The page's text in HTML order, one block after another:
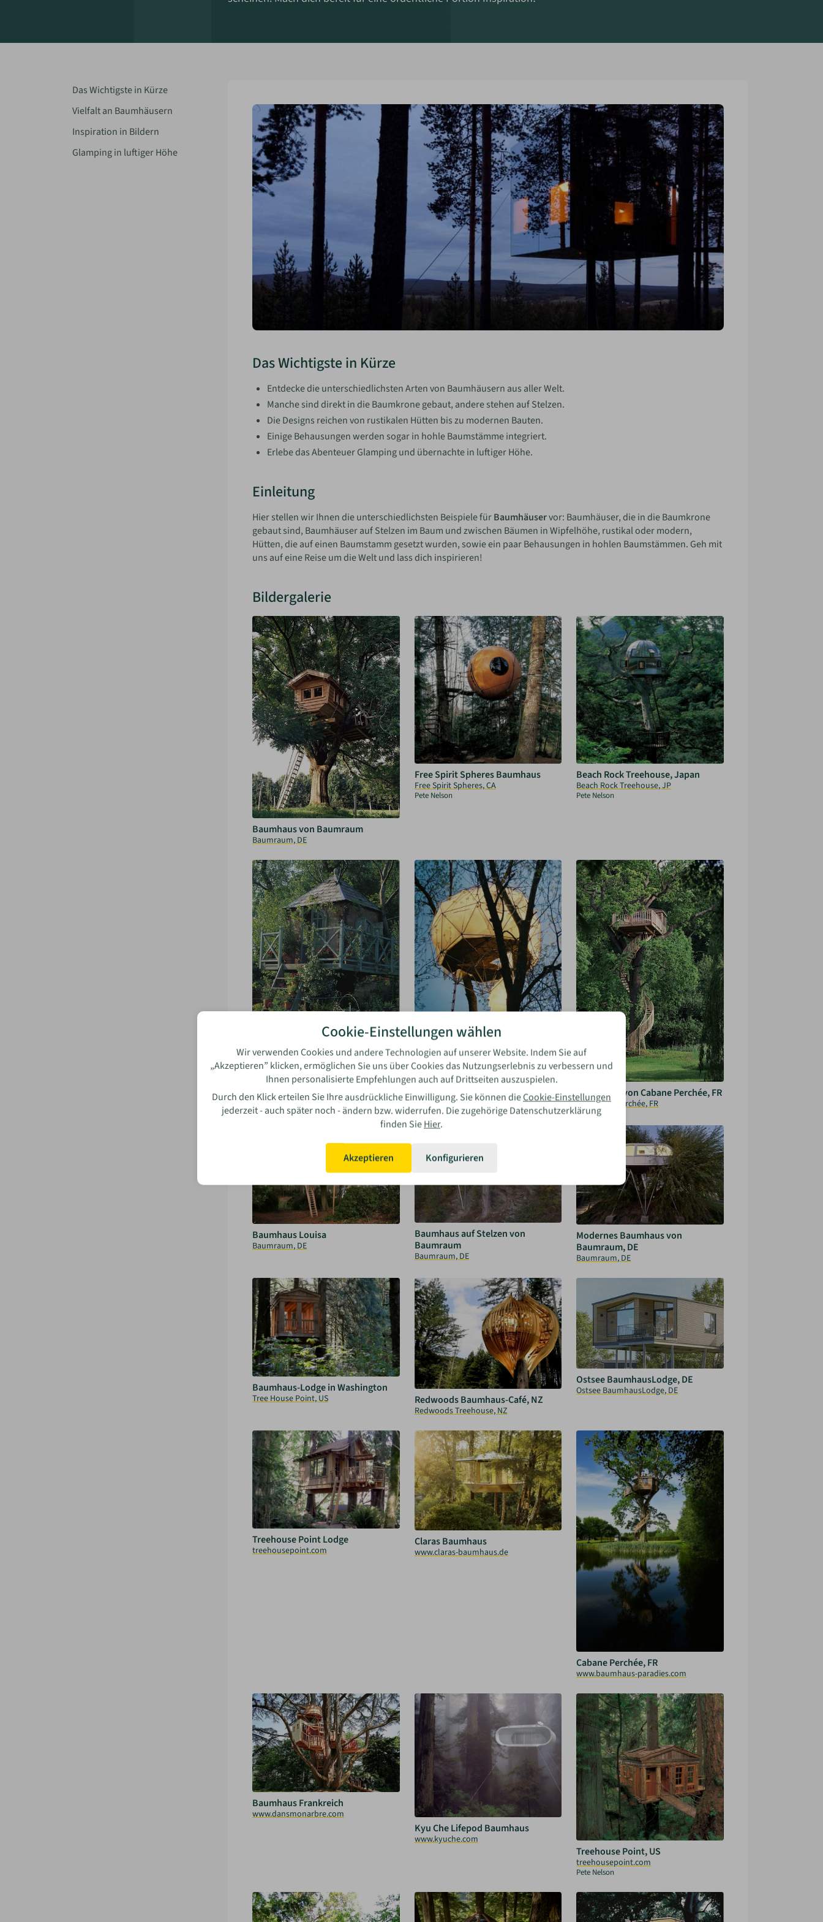
Das Wichtigste in Kürze
Vielfalt an Baumhäusern
Inspiration in Bildern
Glamping in luftiger Höhe
Das Wichtigste in Kürze
Entdecke die unterschiedlichsten Arten von Baumhäusern aus aller Welt.
Manche sind direkt in die Baumkrone gebaut, andere stehen auf Stelzen.
Die Designs reichen von rustikalen Hütten bis zu modernen Bauten.
Einige Behausungen werden sogar in hohle Baumstämme integriert.
Erlebe das Abenteuer Glamping und übernachte in luftiger Höhe.
Einleitung
Hier stellen wir Ihnen die unterschiedlichsten Beispiele fürBaumhäuservor: Baumhäuser, die in die Baumkrone
gebaut sind, Baumhäuser auf Stelzen im Baum und zwischen Bäumen in Wipfelhöhe, rustikal oder modern,
Hütten, die auf einen Baumstamm gesetzt wurden, sowie ein paar Behausungen in hohlen Baumstämmen. Geh mit
uns auf eine Reise um die Welt und lass dich inspirieren!
Bildergalerie
Baumhaus von Baumraum
Baumraum, DE
Free Spirit Spheres Baumhaus
Free Spirit Spheres, CA
Pete Nelson
Beach Rock Treehouse, Japan
Beach Rock Treehouse, JP
Pete Nelson
Baumhaus oder Gartenhaus
Tree House Company, UK
o2 Sequoia Baumhaus, US
o2 Treehouse, US
Baumhaus von Cabane Perchée, FR
La Cabane Perchée, FR
Baumhaus Louisa
Baumraum, DE
Baumhaus auf Stelzen von
Baumraum
Baumraum, DE
Modernes Baumhaus von
Baumraum, DE
Baumraum, DE
Baumhaus-Lodge in Washington
Tree House Point, US Redwoods Baumhaus-Café, NZ
Redwoods Treehouse, NZ
Ostsee BaumhausLodge, DE
Ostsee BaumhausLodge, DE
Treehouse Point Lodge
treehousepoint.com
Claras Baumhaus
www.claras-baumhaus.de
Cabane Perchée, FR
www.baumhaus-paradies.com
Baumhaus Frankreich
www.dansmonarbre.com
Kyu Che Lifepod Baumhaus
www.kyuche.com
Treehouse Point, US
treehousepoint.com
Pete Nelson
Cookie-Einstellungen wählen
Wir verwenden Cookies und andere Technologien auf unserer Website. Indem Sie auf
„Akzeptieren” klicken, ermöglichen Sie uns über Cookies das Nutzungserlebnis zu verbessern und
Ihnen personalisierte Empfehlungen auch auf Drittseiten auszuspielen.
Durch den Klick erteilen Sie Ihre ausdrückliche Einwilligung. Sie können dieCookie-Einstellungen
jederzeit - auch später noch - ändern bzw. widerrufen. Die zugehörige Datenschutzerklärung
finden SieHier.
Akzeptieren Konfigurieren